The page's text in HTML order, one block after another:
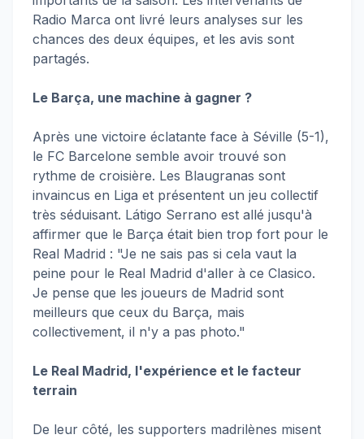
Radio Marca ont livré leurs analyses sur les
chances des deux équipes, et les avis sont
partagés.
Le Barça, une machine à gagner ?
Après une victoire éclatante face à Séville (5-1),
le FC Barcelone semble avoir trouvé son
rythme de croisière. Les Blaugranas sont
invaincus en Liga et présentent un jeu collectif
très séduisant. Látigo Serrano est allé jusqu'à
affirmer que le Barça était bien trop fort pour le
Real Madrid : "Je ne sais pas si cela vaut la
peine pour le Real Madrid d'aller à ce Clasico.
Je pense que les joueurs de Madrid sont
meilleurs que ceux du Barça, mais
collectivement, il n'y a pas photo."
Le Real Madrid, l'expérience et le facteur
terrain
De leur côté, les supporters madrilènes misent